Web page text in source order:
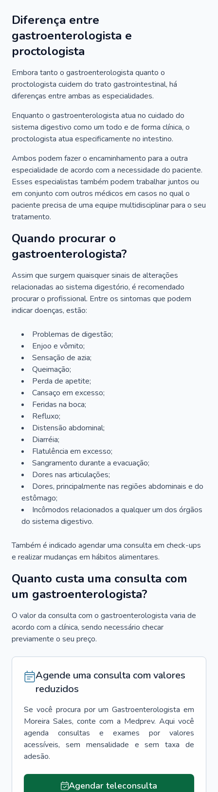
Diferença entre
gastroenterologista e
proctologista
Embora tanto o gastroenterologista quanto o
proctologista cuidem do trato gastrointestinal, há
diferenças entre ambas as especialidades.
Enquanto o gastroenterologista atua no cuidado do
sistema digestivo como um todo e de forma clínica, o
proctologista atua especificamente no intestino.
Ambos podem fazer o encaminhamento para a outra
especialidade de acordo com a necessidade do paciente.
Esses especialistas também podem trabalhar juntos ou
em conjunto com outros médicos em casos no qual o
paciente precisa de uma equipe multidisciplinar para o seu
tratamento.
Quando procurar o
gastroenterologista?
Assim que surgem quaisquer sinais de alterações
relacionadas ao sistema digestório, é recomendado
procurar o profissional. Entre os sintomas que podem
indicar doenças, estão:
Problemas de digestão;
Enjoo e vômito;
Sensação de azia;
Queimação;
Perda de apetite;
Cansaço em excesso;
Feridas na boca;
Refluxo;
Distensão abdominal;
Diarréia;
Flatulência em excesso;
Sangramento durante a evacuação;
Dores nas articulações;
Dores, principalmente nas regiões abdominais e do
estômago;
Incômodos relacionados a qualquer um dos órgãos
do sistema digestivo.
Também é indicado agendar uma consulta em check-ups
e realizar mudanças em hábitos alimentares.
Quanto custa uma consulta com
um gastroenterologista?
O valor da consulta com o gastroenterologista varia de
acordo com a clínica, sendo necessário checar
previamente o seu preço.
Agende uma consulta com valores
reduzidos
Se você procura por um Gastroenterologista em
Moreira Sales, conte com a Medprev. Aqui você
agenda consultas e exames por valores
acessíveis, sem mensalidade e sem taxa de
adesão.
Agendar teleconsulta